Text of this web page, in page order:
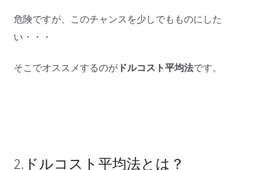
危険ですが、このチャンスを少しでもものにした
い・・・
そこでオススメするのがドルコスト平均法です。
2.ドルコスト平均法とは？